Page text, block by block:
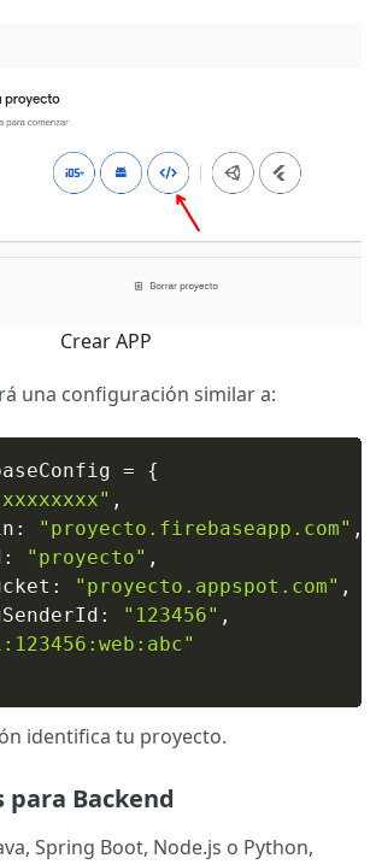
Crear APP
una configuración similar a:
=
{
,
: "proyecto.firebaseapp.com" ,
: "proyecto" ,
: "proyecto.appspot.com" ,
: "123456" ,
identifica tu proyecto.
para Backend
Spring Boot, Node.js o Python,